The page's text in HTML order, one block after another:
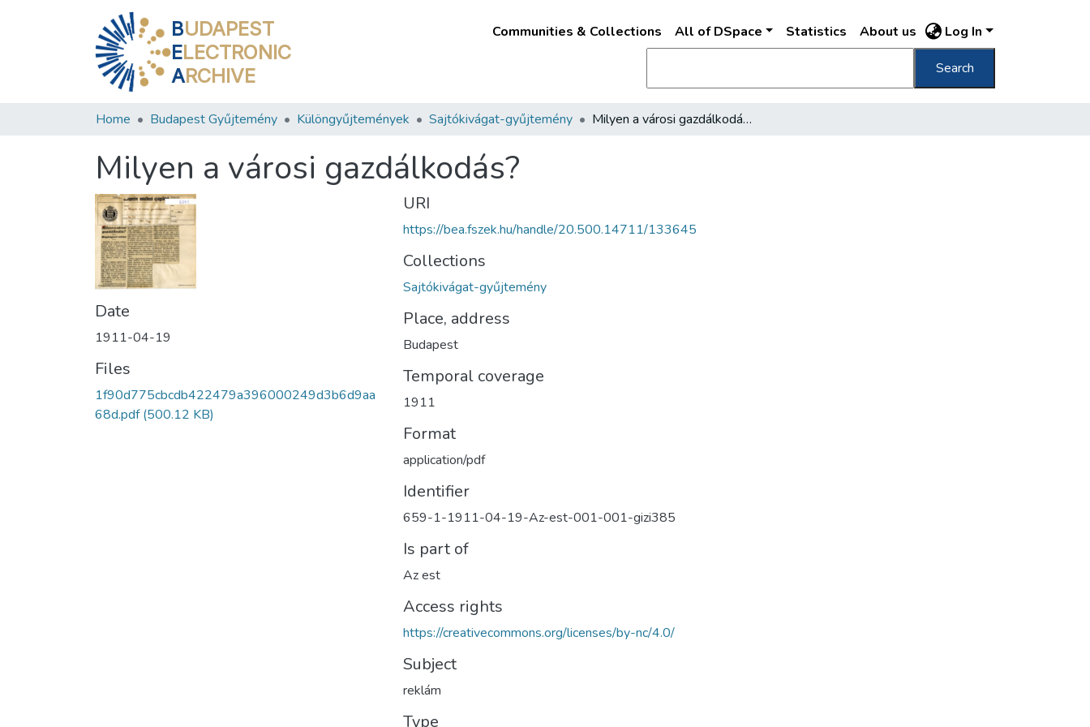
BUDAPEST
ELECTRONIC
ARCHIVE
Communities & Collections All of DSpace Statistics About us Log In
Search
Home Budapest Gyűjtemény Különgyűjtemények Sajtókivágat-gyűjtemény Milyen a városi gazdálkodás?
Milyen a városi gazdálkodás?
Date
1911-04-19
Files
1f90d775cbcdb422479a396000249d3b6d9aa
68d.pdf(500.12 KB)
URI
https://bea.fszek.hu/handle/20.500.14711/133645
Collections
Sajtókivágat-gyűjtemény
Place, address
Budapest
Temporal coverage
1911
Format
application/pdf
Identifier
659-1-1911-04-19-Az-est-001-001-gizi385
Is part of
Az est
Access rights
https://creativecommons.org/licenses/by-nc/4.0/
Subject
reklám
Type